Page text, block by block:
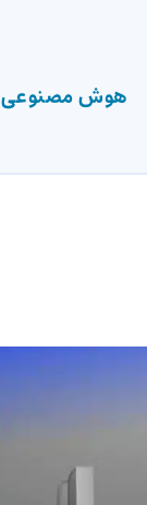
هوش مصنوعی